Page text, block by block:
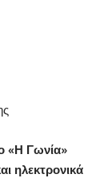
«Η Γωνία»
ηλεκτρονικά